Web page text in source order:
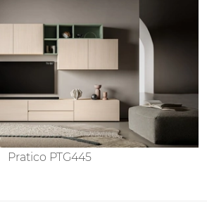
Pratico PTG445